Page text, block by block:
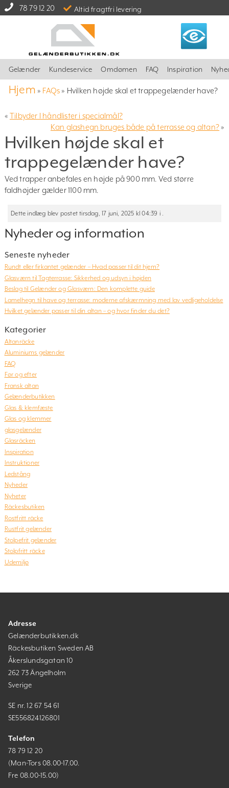
78 79 12 20 Altid fragtfri levering
Gelænder Kundeservice Omdømen FAQ Inspiration
Hjem » FAQs» Hvilken højde skal et trappegelænder have?
« Tilbyder I håndlister i specialmål?
Kan glashegn bruges både på terrasse og altan?»
Hvilken højde skal et
trappegelænder have?
Ved trapper anbefales en højde på 900 mm. Ved større
faldhøjder gælder 1100 mm.
Dette indlæg blev postet tirsdag, 17 juni, 2025 kl 04:39 i .
Nyheder og information
Seneste nyheder
Rundt eller firkantet gelænder – Hvad passer til dit hjem?
Glasværn til Tagterrasse: Sikkerhed og udsyn i højden
Beslag til Gelænder og Glasværn: Den komplette guide
Lamelhegn til have og terrasse: moderne afskærmning med lav vedligeholdelse
Hvilket gelænder passer til din altan – og hvor finder du det?
Kategorier
Altanräcke
Aluminiums gelænder
FAQ
Før og efter
Fransk altan
Gelænderbutikken
Glas & klemfæste
Glas og klemmer
glasgelænder
Glasräcken
Inspiration
Instruktioner
Ledstång
Nyheder
Nyheter
Räckesbutiken
Rostfritt räcke
Rustfrit gelænder
Stolpefrit gelænder
Stolpfritt räcke
Udemiljø
Adresse
Gelænderbutikken.dk
Räckesbutiken Sweden AB
Åkerslundsgatan 10
262 73 Ängelholm
Sverige
SE nr. 12 67 54 61
SE556824126801
Telefon
78 79 12 20
(Man-Tors 08.00-17.00.
Fre 08.00-15.00)